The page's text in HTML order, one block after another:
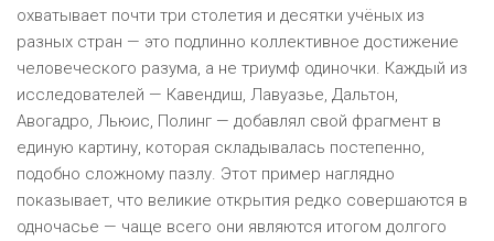
охватывает почти три столетия и десятки учёных из
разных стран — это подлинно коллективное достижение
человеческого разума, а не триумф одиночки. Каждый из
исследователей — Кавендиш, Лавуазье, Дальтон,
Авогадро, Льюис, Полинг — добавлял свой фрагмент в
единую картину, которая складывалась постепенно,
подобно сложному пазлу. Этот пример наглядно
показывает, что великие открытия редко совершаются в
одночасье — чаще всего они являются итогом долгого